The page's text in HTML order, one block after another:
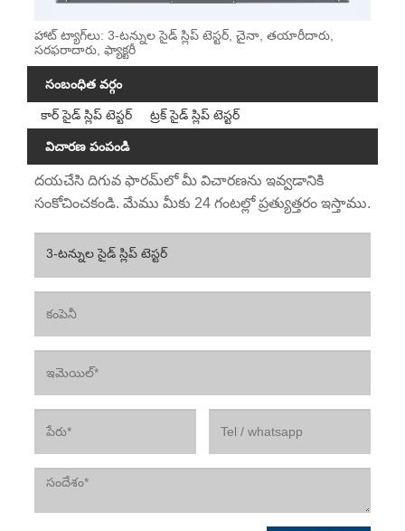
హాట్ ట్యాగ్‌లు: 3-టన్నుల సైడ్ స్లిప్ టెస్టర్, చైనా, తయారీదారు,
సరఫరాదారు, ఫ్యాక్టరీ
సంబంధిత వర్గం
కార్ సైడ్ స్లిప్ టెస్టర్ ట్రక్ సైడ్ స్లిప్ టెస్టర్
విచారణ పంపండి
దయచేసి దిగువ ఫారమ్‌లో మీ విచారణను ఇవ్వడానికి
సంకోచించకండి. మేము మీకు 24 గంటల్లో ప్రత్యుత్తరం ఇస్తాము.